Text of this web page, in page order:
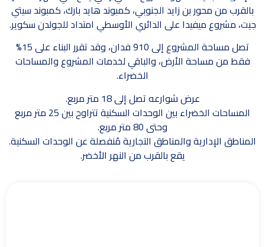
بالقرب من محور بن زايد الجنوبي، كمبوند هايد بارك، كمبوند سيتي
جيت، مشروع ميفيدا على الدائري الأوسطي امتداد للجولدن سكوير.
تصل مساحة المشروع إلى 910 فدان، وقد تقرر البناء على 15%
فقط من مساحة الأرض، والباقي لخدمات المشروع والمساحات
الخضراء.
عرض شوارعه تصل إلى 18 متر مربع.
المساحات الخضراء بين الوحدات السكنية تتراوح بين 25 متر مربع
وحتى 80 متر مربع.
المناطق الإدارية والمناطق التجارية مُنفصلة عن الوحدات السكنية.
يقع بالقرب من النهر الأخضر.